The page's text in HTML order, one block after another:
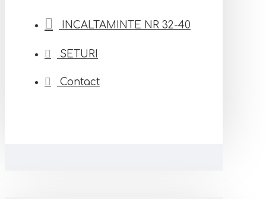
INCALTAMINTE NR 32-40
SETURI
Contact